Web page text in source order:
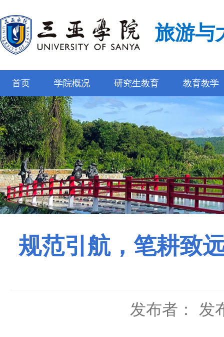
旅游与
首页 学院概况 研究生教育 教育教学
规范引航，笔耕致
发布者： 发